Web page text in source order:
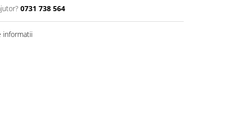
0731 738 564
informatii